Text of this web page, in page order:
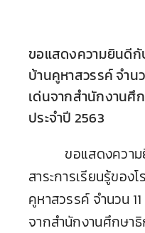
ขอแสดงความยินดีกั
บ้านคูหาสวรรค์ จำน
เด่นจากสำนักงานศึ
ประจำปี 2563
ขอแสดงความ
สาระการเรียนรู้ของ
คูหาสวรรค์ จำนวน
จากสำนักงานศึกษา